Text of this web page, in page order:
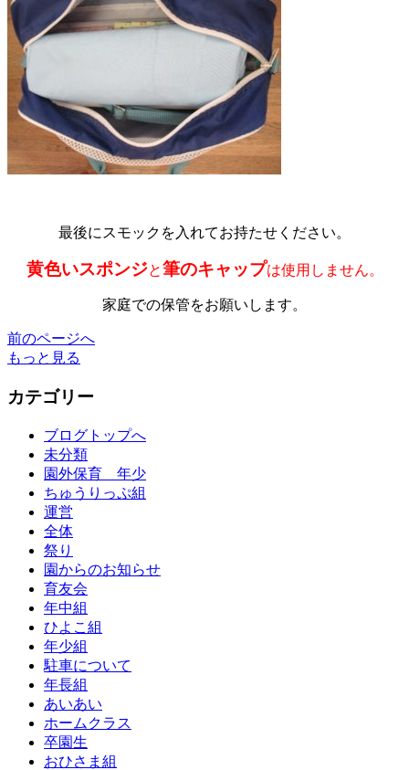
最後にスモックを入れてお持たせください。
黄色いスポンジと筆のキャップは使用しません。
家庭での保管をお願いします。
前のページへ
もっと見る
カテゴリー
ブログトップへ
未分類
園外保育 年少
ちゅうりっぷ組
運営
全体
祭り
園からのお知らせ
育友会
年中組
ひよこ組
年少組
駐車について
年長組
あいあい
ホームクラス
卒園生
おひさま組